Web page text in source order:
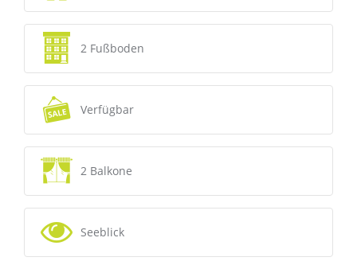
2 Fußboden
Verfügbar
2 Balkone
Seeblick